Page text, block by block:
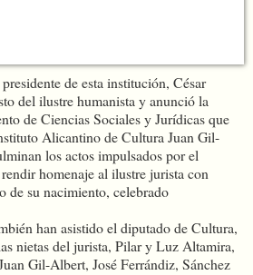
de esta institución, César
del ilustre humanista y anunció la
de Ciencias Sociales y Jurídicas que
Alicantino de Cultura Juan Gil-
los actos impulsados por el
homenaje al ilustre jurista con
de su nacimiento, celebrado
han asistido el diputado de Cultura,
nietas del jurista, Pilar y Luz Altamira,
Gil-Albert, José Ferrándiz, Sánchez